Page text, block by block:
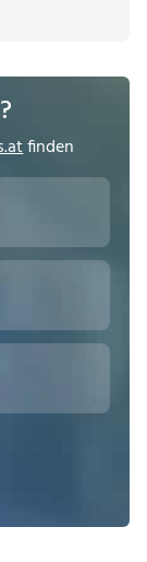
finden